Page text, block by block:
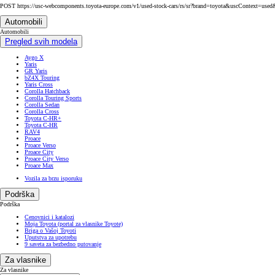
POST https://usc-webcomponents.toyota-europe.com/v1/used-stock-cars/rs/
Automobili
Automobili
Pregled svih modela
Aygo X
Yaris
GR Yaris
bZ4X Touring
Yaris Cross
Corolla Hatchback
Corolla Touring Sports
Corolla Sedan
Corolla Cross
Toyota C-HR+
Toyota C-HR
RAV4
Proace
Proace Verso
Proace City
Proace City Verso
Proace Max
Vozila za brzu isporuku
Podrška
Podrška
Cenovnici i katalozi
Moja Toyota (portal za vlasnike Toyote)
Briga o Vašoj Toyoti
Uputstva za upotrebu
9 saveta za bezbedno putovanje
Za vlasnike
Za vlasnike